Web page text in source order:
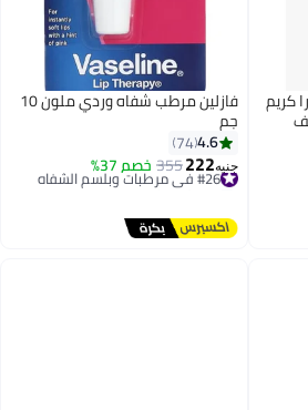
كريم فازلين مرطب شفاه وردي ملون 10
جم
4.6
74
جنيه222
355 خصم 37% #26 في مرطبات وبلسم الشفاه
توصيل مجاني